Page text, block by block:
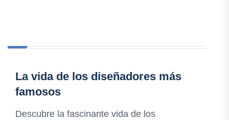
La vida de los diseñadores más
famosos
Descubre la fascinante vida de los